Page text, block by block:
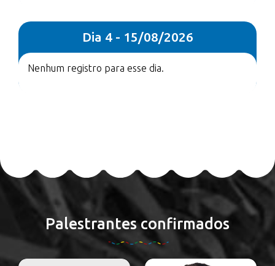
Dia 4 - 15/08/2026
Nenhum registro para esse dia.
Palestrantes confirmados